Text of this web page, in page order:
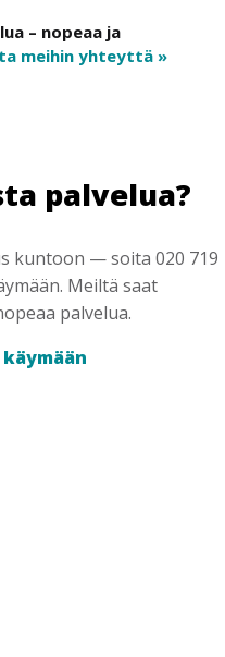
– nopeaa ja
meihin yhteyttä »
palvelua?
kuntoon — soita 020 719
Meiltä saat
palvelua.